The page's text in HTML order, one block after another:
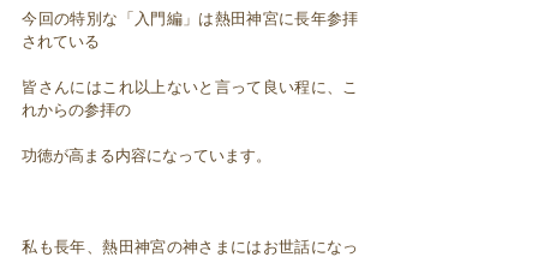
今回の特別な「入門編」は熱田神宮に長年参拝
されている
皆さんにはこれ以上ないと言って良い程に、こ
れからの参拝の
功徳が高まる内容になっています。
私も長年、熱田神宮の神さまにはお世話になっ